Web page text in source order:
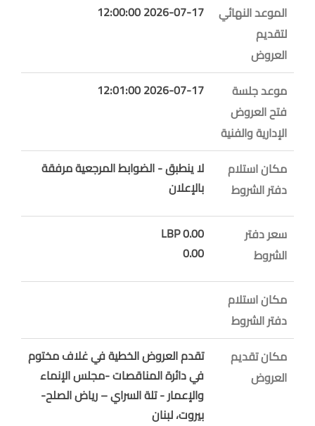
الموعد النهائي
لتقديم
العروض
2026-07-17 12:00:00
موعد جلسة
فتح العروض
الإدارية والفنية
2026-07-17 12:01:00
مكان استلام
دفتر الشروط
لا ينطبق - الضوابط المرجعية مرفقة
بالإعلان
سعر دفتر
الشروط
0.00 LBP
0.00
مكان استلام
دفتر الشروط
مكان تقديم
العروض
تقدم العروض الخطية في غلاف مختوم
في دائرة المناقصات -مجلس الإنماء
والإعمار - تلة السراي – رياض الصلح-
بيروت، لبنان